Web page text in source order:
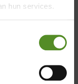
hun services.